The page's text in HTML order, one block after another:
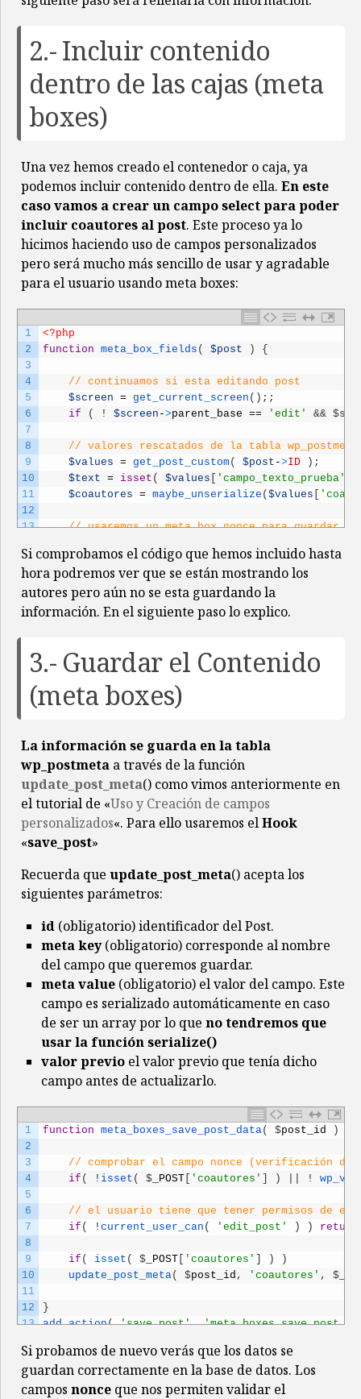
2.- Incluir contenido
dentro de las cajas (meta
boxes)
Una vez hemos creado el contenedor o caja, ya
podemos incluir contenido dentro de ella. En este
caso vamos a crear un campo select para poder
incluir coautores al post. Este proceso ya lo
hicimos haciendo uso de campos personalizados
pero será mucho más sencillo de usar y agradable
para el usuario usando meta boxes:
1
2
3
4
5
6
7
8
9
10
11
12
13
15
16
17
18
21
22
23
24
27
28
29
30
32
<?php
function meta_box_fields ( $post ) {
// continuamos si esta editando post
$screen = get_current_screen ( ) ; ;
if
( ! $screen ->parent_base == 'edit' &&
// valores rescatados de la tabla wp_postmeta
$values = get_post_custom( $post ->ID ) ;
$text = isset ( $values [ 'campo_texto_prueba'
$coautores = maybe_unserialize ($values [
// usaremos un meta_box_nonce para guardar
$query_users =
[
'fields' => 'all',
'order'
=> 'asc' ,
>
'author'
$users = get_users( $query_users ) // https://
div class "form-group"
< label>Coautores
( in_array ($user ->ID, $coautores
<option value="<?php
}
?></select>
</ div ><?php
Si comprobamos el código que hemos incluido hasta
hora podremos ver que se están mostrando los
autores pero aún no se esta guardando la
información. En el siguiente paso lo explico.
3.- Guardar el Contenido
(meta boxes)
La información se guarda en la tabla
wp_postmeta a través de la función
update_post_meta() como vimos anteriormente en
el tutorial de «Uso y Creación de campos
personalizados«. Para ello usaremos elHook
«save_post»
Recuerda que update_post_meta() acepta los
siguientes parámetros:
id (obligatorio) identificador del Post.
meta key(obligatorio) corresponde al nombre
del campo que queremos guardar.
meta value (obligatorio) el valor del campo. Este
campo es serializado automáticamente en caso
de ser un array por lo que no tendremos que
usar la función serialize()
valor previo el valor previo que tenía dicho
campo antes de actualizarlo.
1
2
3
4
5
6
7
8
9
10
11
12
13
function meta_boxes_save_post_data( $post_id )
// comprobar el campo nonce (verificación de
if ( ! isset ( $ _POST 'coautores' ) !
// el usuario tiene que tener permisos de
if ( ! current_user_can ( 'edit_post' ) ) return
if ( isset ( $ _POST 'coautores' )
)
update_post_meta( $post_id , 'coautores' , $
}
add_action( 'save_post',
Si probamos de nuevo verás que los datos se
guardan correctamente en la base de datos. Los
campos nonce que nos permiten validar el